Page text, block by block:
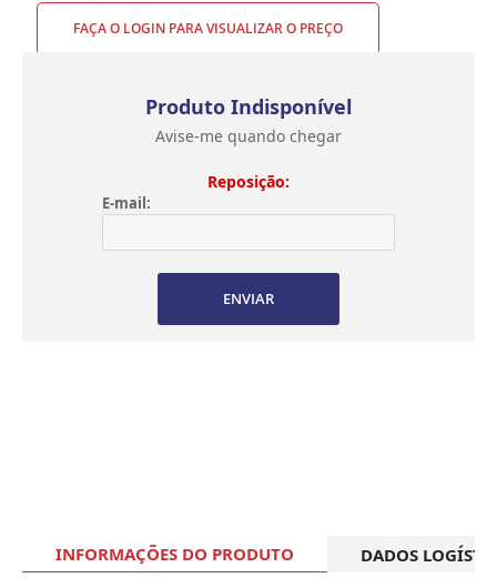
FAÇA O LOGIN PARA VISUALIZAR O PREÇO
Produto Indisponível
Avise-me quando chegar
Reposição:
E-mail:
ENVIAR
INFORMAÇÕES DO PRODUTO DADOS